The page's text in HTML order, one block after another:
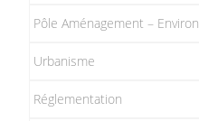
Pôle Aménagement –
Urbanisme
Réglementation